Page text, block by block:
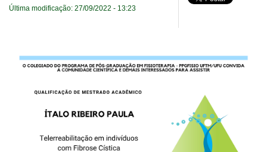
Última modificação: 27/09/2022 - 13:23